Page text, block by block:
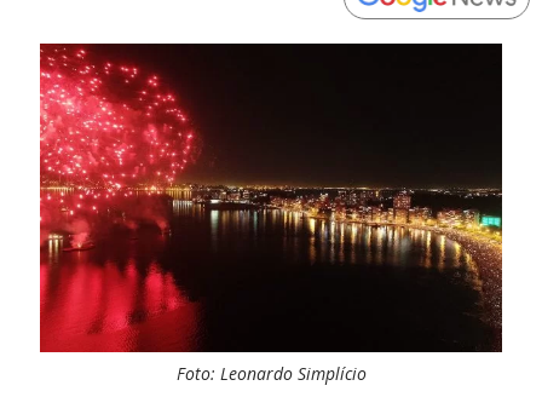
Foto: Leonardo Simplício